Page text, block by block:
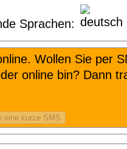
Sprachen:
Wollen Sie per
online bin? Dann